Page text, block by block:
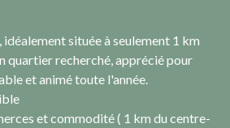
située à seulement 1 km
quartier recherché, apprécié pour
et animé toute l'année.
et commodité ( 1 km du centre-